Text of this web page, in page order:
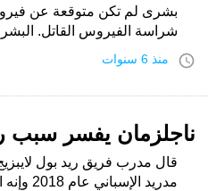
بشرى لم تكن متوقعة عن
شراسة الفيروس القاتل.
access_time منذ 6 سنوات
ناجلزمان يفسر سبب
قال مدرب فريق ريد بول
مدريد الإسباني عام 2018 وإنه اتخذ القرار الصحيح من وجهة نظره.…